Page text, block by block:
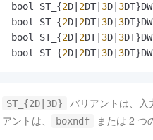
bool ST_{2D 2DT 3D 3
bool ST_{2D 2DT 3D 3
bool ST_{2D 2DT 3D 3
bool ST_{2D 2DT 3D 3
ST_{2D|3D} バリアントは、入
アントは、
boxndf または 2 つ